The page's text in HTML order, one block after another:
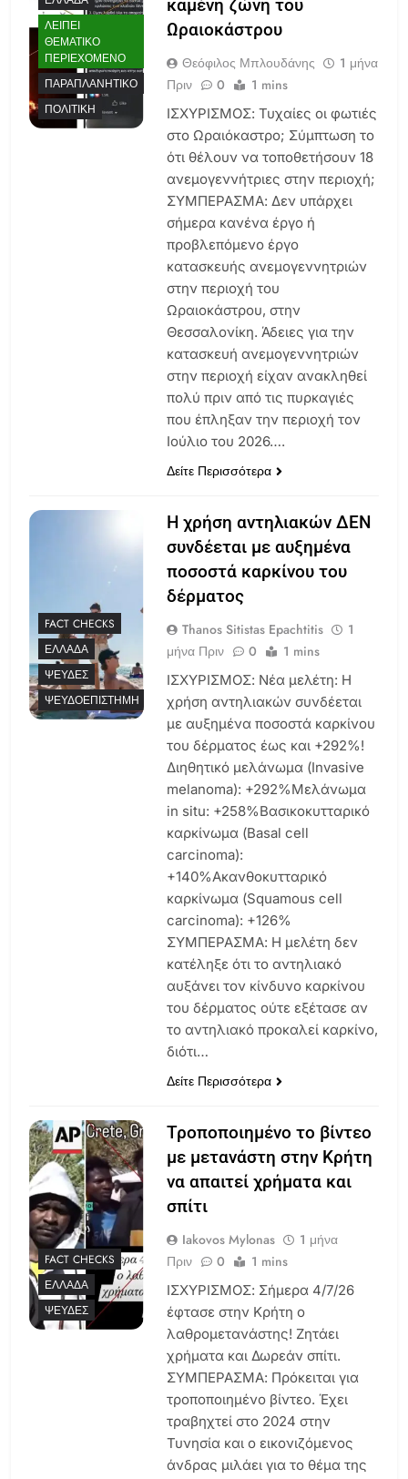
ΛΕΊΠΕΙ
ΘΕΜΑΤΙΚΌ
ΠΕΡΙΕΧΌΜΕΝΟ
ΠΑΡΑΠΛΑΝΗΤΙΚΌ
ΠΟΛΙΤΙΚΉ
καμένη ζώνη του
Ωραιοκάστρου
Θεόφιλος Μπλουδάνης
1 μήνα
Πριν
0 1 mins
ΙΣΧΥΡΙΣΜΟΣ: Τυχαίες οι φωτιές
στο Ωραιόκαστρο; Σύμπτωση το
ότι θέλουν να τοποθετήσουν 18
ανεμογεννήτριες στην περιοχή;
ΣΥΜΠΕΡΑΣΜΑ: Δεν υπάρχει
σήμερα κανένα έργο ή
προβλεπόμενο έργο
κατασκευής ανεμογεννητριών
στην περιοχή του
Ωραιοκάστρου, στην
Θεσσαλονίκη. Άδειες για την
κατασκευή ανεμογεννητριών
στην περιοχή είχαν ανακληθεί
πολύ πριν από τις πυρκαγιές
που έπληξαν την περιοχή τον
Ιούλιο του 2026….
Δείτε Περισσότερα
FACT CHECKS
ΕΛΛΆΔΑ
ΨΕΥΔΈΣ
ΨΕΥΔΟΕΠΙΣΤΉΜΗ
Η χρήση αντηλιακών ΔΕΝ
συνδέεται με αυξημένα
ποσοστά καρκίνου του
δέρματος
Thanos Sitistas Epachtitis
1
μήνα Πριν
0 1 mins
ΙΣΧΥΡΙΣΜΟΣ: Νέα μελέτη: Η
χρήση αντηλιακών συνδέεται
με αυξημένα ποσοστά καρκίνου
του δέρματος έως και +292%!
Διηθητικό μελάνωμα (Invasive
melanoma): +292%Μελάνωμα
in situ: +258%Βασικοκυτταρικό
καρκίνωμα (Basal cell
carcinoma):
+140%Ακανθοκυτταρικό
καρκίνωμα (Squamous cell
carcinoma): +126%
ΣΥΜΠΕΡΑΣΜΑ: Η μελέτη δεν
κατέληξε ότι το αντηλιακό
αυξάνει τον κίνδυνο καρκίνου
του δέρματος ούτε εξέτασε αν
το αντηλιακό προκαλεί καρκίνο,
διότι…
Δείτε Περισσότερα
FACT CHECKS
ΕΛΛΆΔΑ
ΨΕΥΔΈΣ
Τροποποιημένο το βίντεο
με μετανάστη στην Κρήτη
να απαιτεί χρήματα και
σπίτι
Iakovos Mylonas
1 μήνα
Πριν
0 1 mins
ΙΣΧΥΡΙΣΜΟΣ: Σήμερα 4/7/26
έφτασε στην Κρήτη ο
λαθρομετανάστης! Ζητάει
χρήματα και Δωρεάν σπίτι.
ΣΥΜΠΕΡΑΣΜΑ: Πρόκειται για
τροποποιημένο βίντεο. Έχει
τραβηχτεί στο 2024 στην
Τυνησία και ο εικονιζόμενος
άνδρας μιλάει για το θέμα της